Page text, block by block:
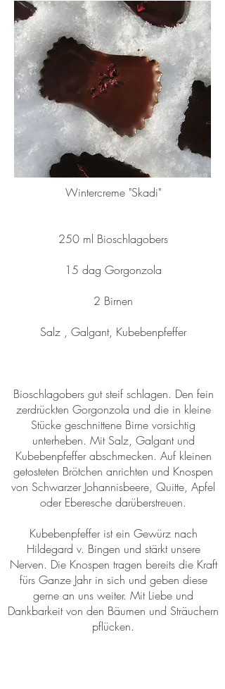
Wintercreme "Skadi"
250 ml Bioschlagobers
15 dag Gorgonzola
2 Birnen
Salz , Galgant, Kubebenpfeffer
Bioschlagobers gut steif schlagen. Den fein
zerdrückten Gorgonzola und die in kleine
Stücke geschnittene Birne vorsichtig
unterheben. Mit Salz, Galgant und
Kubebenpfeffer abschmecken. Auf kleinen
getosteten Brötchen anrichten und Knospen
von Schwarzer Johannisbeere, Quitte, Apfel
oder Eberesche darüberstreuen.
Kubebenpfeffer ist ein Gewürz nach
Hildegard v. Bingen und stärkt unsere
Nerven. Die Knospen tragen bereits die Kraft
fürs Ganze Jahr in sich und geben diese
gerne an uns weiter. Mit Liebe und
Dankbarkeit von den Bäumen und Sträuchern
pflücken.